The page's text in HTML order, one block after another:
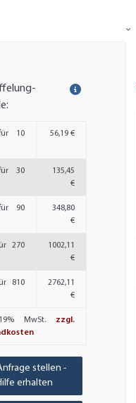
10
56,19 €
30
135,45
€
90
348,80
€
270
1002,11
€
810
2762,11
€
MwSt.
zzgl.
stellen -
erhalten